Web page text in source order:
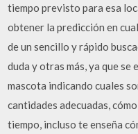
tiempo previsto para esa
obtener la predicción en
de un sencillo y rápido
duda y otras más, ya que se
mascota indicando cuales
cantidades adecuadas,
tiempo, incluso te enseña